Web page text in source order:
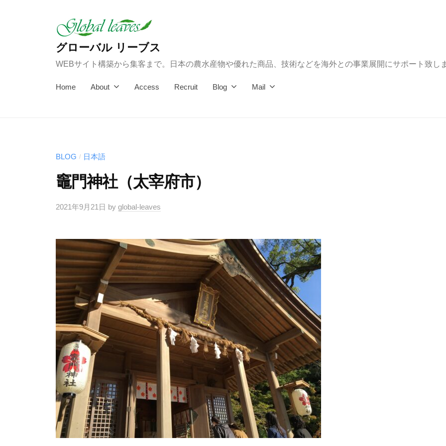
グローバル リーブス
WEBサイト構築から集客まで。日本の農水産物や優れた商品、技術などを海外との事業展開にサポート致し
Home About Access Recruit Blog Mail
BLOG / 日本語
竈門神社（太宰府市）
2021年9月21日 by global-leaves